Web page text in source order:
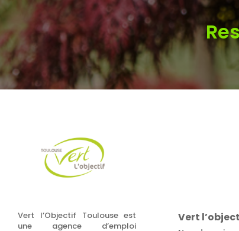
Vert l’Objectif Toulouse est
une agence d’emploi
Vert